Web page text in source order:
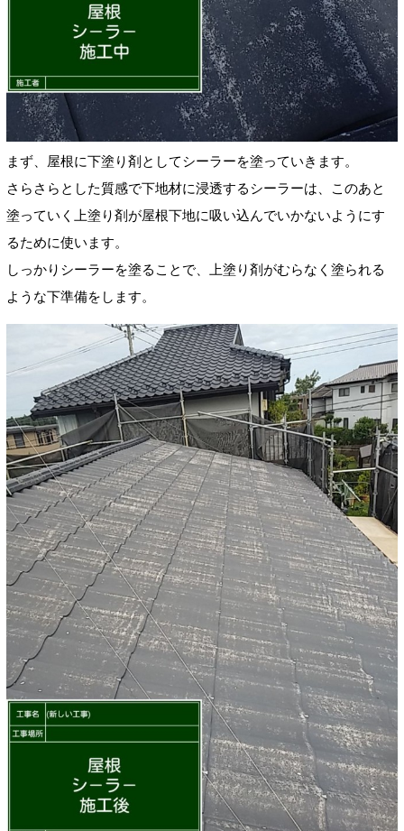
まず、屋根に下塗り剤としてシーラーを塗っていきます。
さらさらとした質感で下地材に浸透するシーラーは、このあと
塗っていく上塗り剤が屋根下地に吸い込んでいかないようにす
るために使います。
しっかりシーラーを塗ることで、上塗り剤がむらなく塗られる
ような下準備をします。